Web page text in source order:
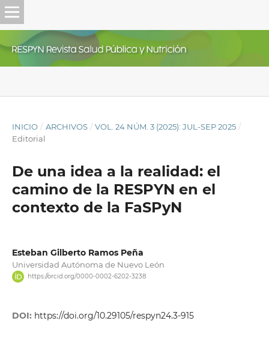
INICIO / ARCHIVOS / VOL. 24 NÚM. 3 (2025): JUL-SEP 2025 /
Editorial
De una idea a la realidad: el
camino de la RESPYN en el
contexto de la FaSPyN
Esteban Gilberto Ramos Peña
Universidad Autónoma de Nuevo León
https://orcid.org/0000-0002-6202-3238
DOI: https://doi.org/10.29105/respyn24.3-915